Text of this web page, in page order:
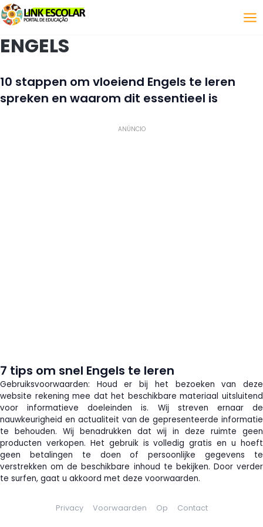
Koppeling
ENGELS
10 stappen om vloeiend Engels te leren
spreken en waarom dit essentieel is
ANÚNCIO
7 tips om snel Engels te leren
Gebruiksvoorwaarden: Houd er bij het bezoeken van deze
website rekening mee dat het beschikbare materiaal uitsluitend
voor informatieve doeleinden is. Wij streven ernaar de
nauwkeurigheid en actualiteit van de gepresenteerde informatie
te behouden. Wij benadrukken dat wij in deze ruimte geen
producten verkopen. Het gebruik is volledig gratis en u hoeft
geen betalingen te doen of persoonlijke gegevens te
verstrekken om de beschikbare inhoud te bekijken. Door verder
te surfen, gaat u akkoord met deze voorwaarden.
Privacy Voorwaarden Op Contact